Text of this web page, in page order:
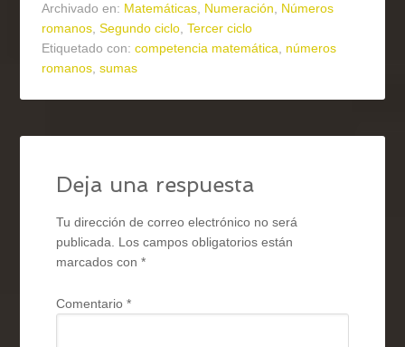
Archivado en: Matemáticas, Numeración, Números
romanos,Segundo ciclo,Tercer ciclo
Etiquetado con:competencia matemática, números
romanos,sumas
Deja una respuesta
Tu dirección de correo electrónico no será
publicada. Los campos obligatorios están
marcados con*
Comentario*